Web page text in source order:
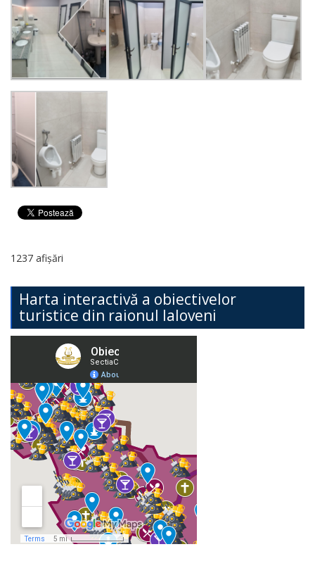
1237 afișări
Harta interactivă a obiectivelor
turistice din raionul Ialoveni